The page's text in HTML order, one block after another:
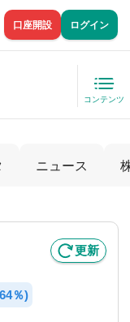
口座開設 ログイン
コンテンツ
ニュース
更新
％)